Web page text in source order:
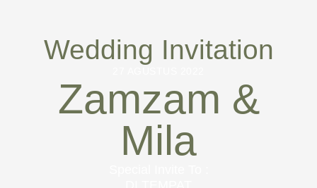
Wedding Invitation
Zamzam &
Mila